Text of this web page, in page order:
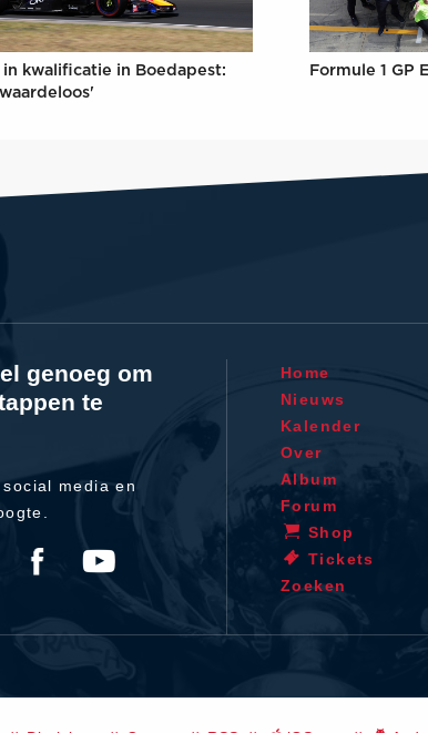
in kwalificatie in Boedapest:
Formule 1 GP
genoeg om
te
media en
Home
Nieuws
Kalender
Over
Album
Forum
Shop
Tickets
Zoeken